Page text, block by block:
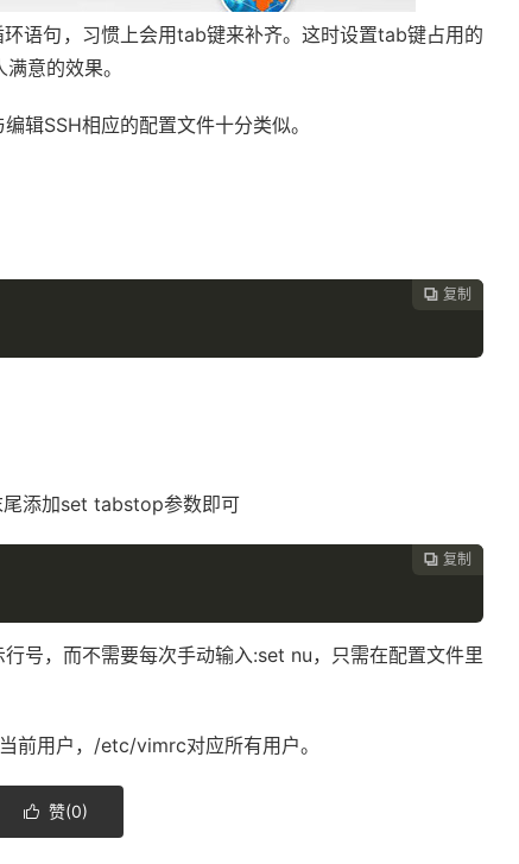
语句，习惯上会用tab键来补齐。这时设置tab键占用的
意的效果。
辑SSH相应的配置文件十分类似。
 复制
添加set tabstop参数即可
 复制
号，而不需要每次手动输入:set nu，只需在配置文件里
前用户，/etc/vimrc对应所有用户。
 赞(0)